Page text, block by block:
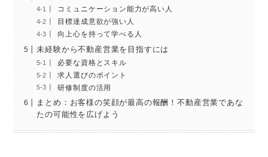
コミュニケーション能力が高い人
目標達成意欲が強い人
向上心を持って学べる人
未経験から不動産営業を目指すには
必要な資格とスキル
求人選びのポイント
研修制度の活用
まとめ：お客様の笑顔が最高の報酬！不動産営業であな
たの可能性を広げよう